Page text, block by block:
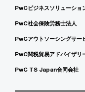
PwCビジネスソリューショ
PwC社会保険労務士法人
PwCアウトソーシングサー
PwC関税貿易アドバイザリ
PwC TS Japan合同会社